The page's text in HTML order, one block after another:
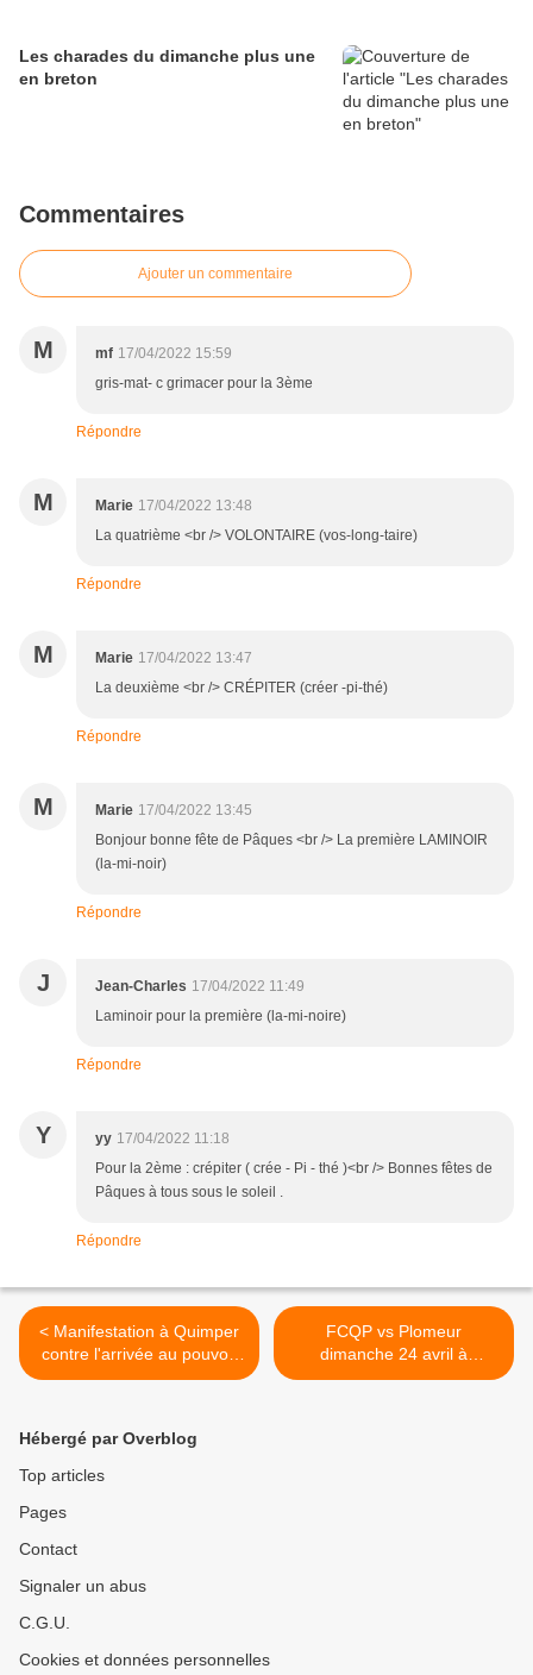
Les charades du dimanche plus une
en breton
Commentaires
Ajouter un commentaire
M mf 17/04/2022 15:59
gris-mat- c grimacer pour la 3ème
Répondre
M Marie 17/04/2022 13:48
La quatrième <br /> VOLONTAIRE (vos-long-taire)
Répondre
M Marie 17/04/2022 13:47
La deuxième <br /> CRÉPITER (créer -pi-thé)
Répondre
M Marie 17/04/2022 13:45
Bonjour bonne fête de Pâques <br /> La première LAMINOIR
(la-mi-noir)
Répondre
J Jean-Charles 17/04/2022 11:49
Laminoir pour la première (la-mi-noire)
Répondre
Y yy 17/04/2022 11:18
Pour la 2ème : crépiter ( crée - Pi - thé )<br /> Bonnes fêtes de
Pâques à tous sous le soleil .
Répondre
< Manifestation à Quimper
contre l'arrivée au pouvoir
de l'extrême droite
FCQP vs Plomeur
dimanche 24 avril à
Kervahut >
Hébergé par Overblog
Top articles
Pages
Contact
Signaler un abus
C.G.U.
Cookies et données personnelles